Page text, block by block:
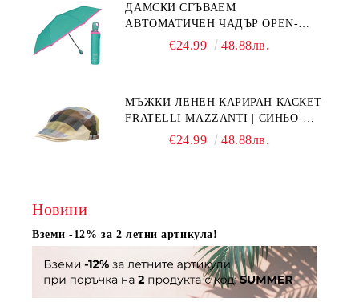
ДАМСКИ СГЪВАЕМ
АВТОМАТИЧЕН ЧАДЪР OPEN-
CLOSE | PERLETTI TECHNOLOGY
€24.99 48.88лв.
МЪЖКИ ЛЕНЕН КАРИРАН КАСКЕТ
FRATELLI MAZZANTI | СИНЬО-
ЗЕЛЕНО КАРЕ
€24.99 48.88лв.
Новини
Вземи -12% за 2 летни артикула!